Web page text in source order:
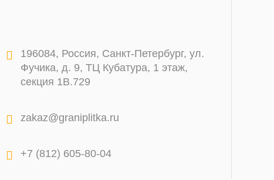
196084, Россия, Санкт-Петербург, ул.
Фучика, д. 9, ТЦ Кубатура, 1 этаж,
секция 1В.729
zakaz@graniplitka.ru
+7 (812) 605-80-04